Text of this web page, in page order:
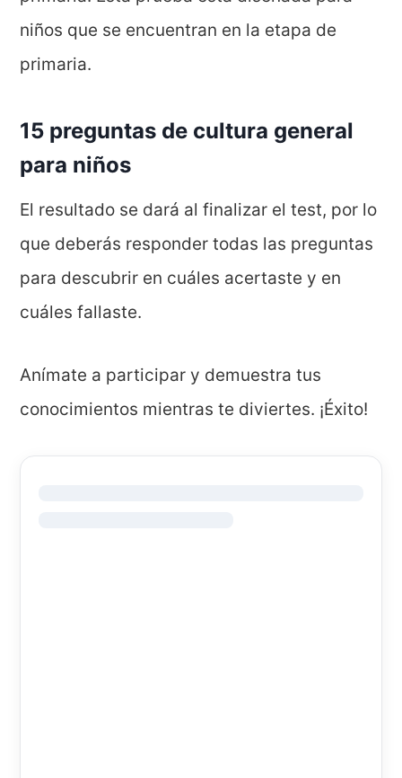
niños que se encuentran en la etapa de
primaria.
15 preguntas de cultura general
para niños
El resultado se dará al finalizar el test, por lo
que deberás responder todas las preguntas
para descubrir en cuáles acertaste y en
cuáles fallaste.
Anímate a participar y demuestra tus
conocimientos mientras te diviertes. ¡Éxito!